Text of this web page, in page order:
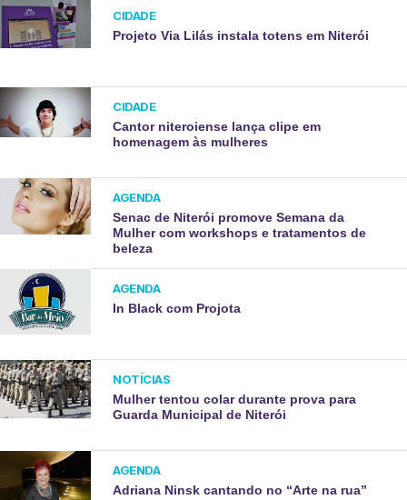
CIDADE
Projeto Via Lilás instala totens em Niterói
CIDADE
Cantor niteroiense lança clipe em
homenagem às mulheres
AGENDA
Senac de Niterói promove Semana da
Mulher com workshops e tratamentos de
beleza
AGENDA
In Black com Projota
NOTÍCIAS
Mulher tentou colar durante prova para
Guarda Municipal de Niterói
AGENDA
Adriana Ninsk cantando no “Arte na rua”